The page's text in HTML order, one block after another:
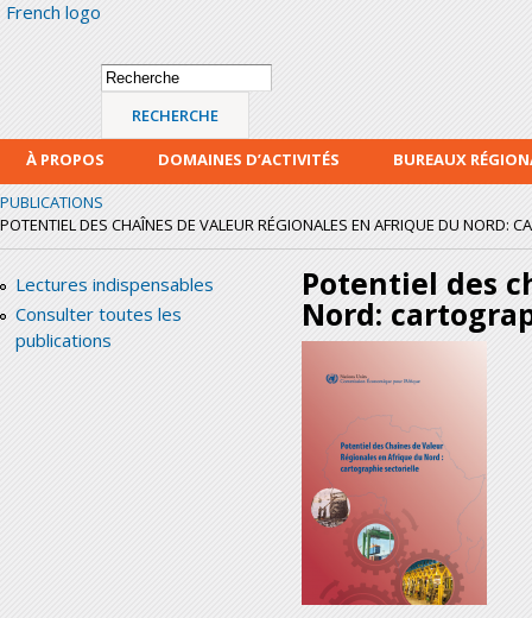
French logo
Formulaire de
recherche
Recherche
À PROPOS DOMAINES D’ACTIVITÉS
BUREAUX
PUBLICATIONS
POTENTIEL DES CHAÎNES DE VALEUR RÉGIONALES EN AFRIQUE DU NORD:
Lectures indispensables
Consulter toutes les
publications
Potentiel des
Nord: